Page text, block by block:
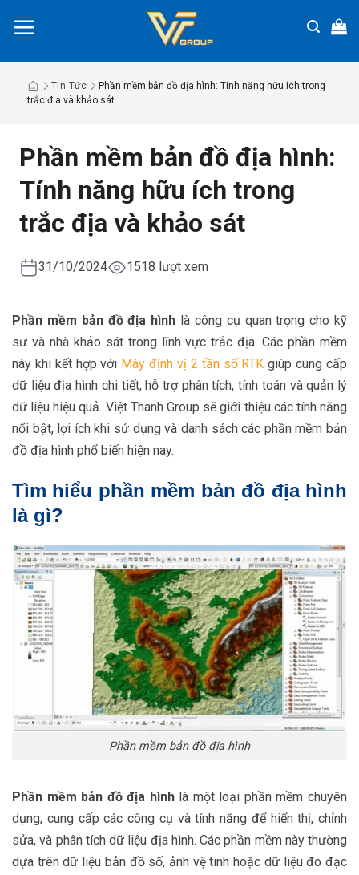
đến
dung
Tin Tức
Phần mềm bản đồ địa hình: Tính năng hữu ích trong
trắc địa và khảo sát
Phần mềm bản đồ địa hình:
Tính năng hữu ích trong
trắc địa và khảo sát
31/10/2024 1518 lượt xem
Phần mềm bản đồ địa hình là công cụ quan trọng cho kỹ
sư và nhà khảo sát trong lĩnh vực trắc địa. Các phần mềm
này khi kết hợp với Máy định vị 2 tần số RTK giúp cung cấp
dữ liệu địa hình chi tiết, hỗ trợ phân tích, tính toán và quản lý
dữ liệu hiệu quả. Việt Thanh Group sẽ giới thiệu các tính năng
nổi bật, lợi ích khi sử dụng và danh sách các phần mềm bản
đồ địa hình phổ biến hiện nay.
Tìm hiểu phần mềm bản đồ địa hình
là gì?
Phần mềm bản đồ địa hình
Phần mềm bản đồ địa hìnhlà một loại phần mềm chuyên
dụng, cung cấp các công cụ và tính năng để hiển thị, chỉnh
sửa, và phân tích dữ liệu địa hình. Các phần mềm này thường
dựa trên dữ liệu bản đồ số, ảnh vệ tinh hoặc dữ liệu đo đạc